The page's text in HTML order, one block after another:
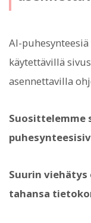
AI-
käytettävillä
asennettavilla
Suosittelemme
Suurin
tahansa